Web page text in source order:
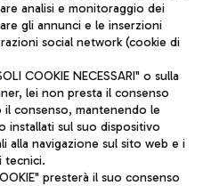
soggetta a direzione e
analisi e monitoraggio dei
gli annunci e le inserzioni
social network (cookie di
COOKIE NECESSARI" o sulla
lei non presta il consenso
consenso, mantenendo le
installati sul suo dispositivo
alla navigazione sul sito web e i
tecnici.
presterà il suo consenso